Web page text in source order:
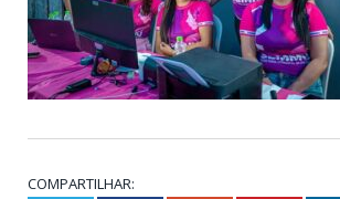
COMPARTILHAR: